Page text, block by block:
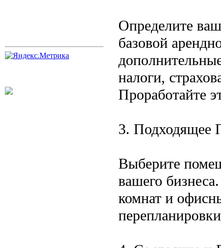
Определите
базовой
налоги,
Проработайте
3. Подходящее
Выберите
вашего
комнат и